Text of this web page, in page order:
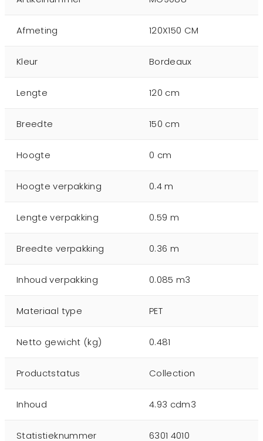
Afmeting 120X150 CM
Kleur Bordeaux
Lengte 120 cm
Breedte 150 cm
Hoogte 0 cm
Hoogte verpakking 0.4 m
Lengte verpakking 0.59 m
Breedte verpakking 0.36 m
Inhoud verpakking 0.085 m3
Materiaal type PET
Netto gewicht (kg) 0.481
Productstatus Collection
Inhoud 4.93 cdm3
Statistieknummer 6301 4010